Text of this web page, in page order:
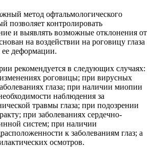
метод офтальмологического
позволяет контролировать
и выявлять возможные отклонения от
на воздействии на роговицу глаза
деформации.
рекомендуется в следующих случаях:
роговицы; при вирусных
глаза; при наличии миопии
наблюдения за
травмы глаза; при подозрении
при заболеваниях сердечно-
систем; при наличии
к заболеваниям глаз; а
осмотров.